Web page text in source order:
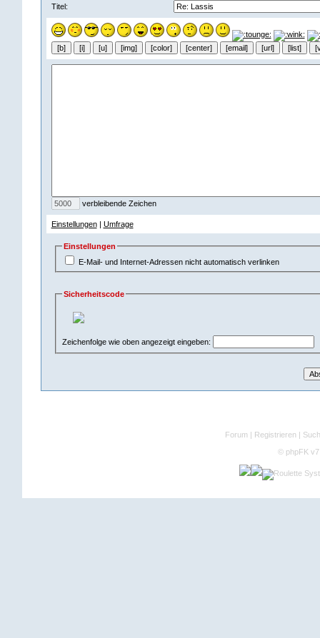
Titel:
verbleibende Zeichen
Einstellungen| Umfrage
Einstellungen
E-Mail- und Internet-Adressen nicht automatisch verlinken
Sicherheitscode
Zeichenfolge wie oben angezeigt eingeben:
Forum | Registrieren |
© phpFK